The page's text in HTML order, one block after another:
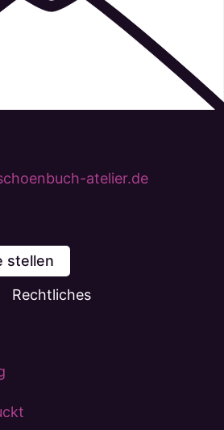
atelier.de
stellen
Rechtliches